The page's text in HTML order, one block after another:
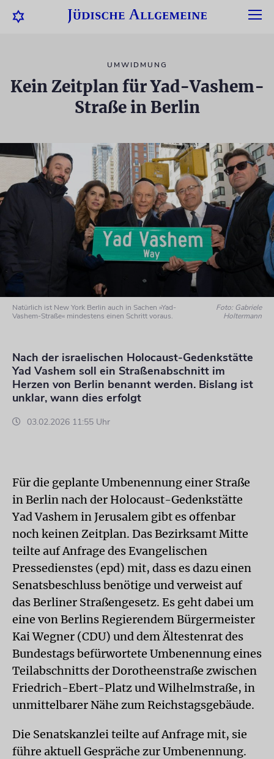
UMWIDMUNG
Kein Zeitplan für Yad-Vashem-
Straße in Berlin
Natürlich ist New York Berlin auch in Sachen »Yad-
Vashem-Straße« mindestens einen Schritt voraus.
Foto: Gabriele
Holtermann
Nach der israelischen Holocaust-Gedenkstätte
Yad Vashem soll ein Straßenabschnitt im
Herzen von Berlin benannt werden. Bislang ist
unklar, wann dies erfolgt
03.02.2026 11:55 Uhr
Für die geplante Umbenennung einer Straße
in Berlin nach der Holocaust-Gedenkstätte
Yad Vashem in Jerusalem gibt es offenbar
noch keinen Zeitplan. Das Bezirksamt Mitte
teilte auf Anfrage des Evangelischen
Pressedienstes (epd) mit, dass es dazu einen
Senatsbeschluss benötige und verweist auf
das Berliner Straßengesetz. Es geht dabei um
eine von Berlins Regierendem Bürgermeister
Kai Wegner (CDU) und dem Ältestenrat des
Bundestags befürwortete Umbenennung eines
Teilabschnitts der Dorotheenstraße zwischen
Friedrich-Ebert-Platz und Wilhelmstraße, in
unmittelbarer Nähe zum Reichstagsgebäude.
Die Senatskanzlei teilte auf Anfrage mit, sie
führe aktuell Gespräche zur Umbenennung.